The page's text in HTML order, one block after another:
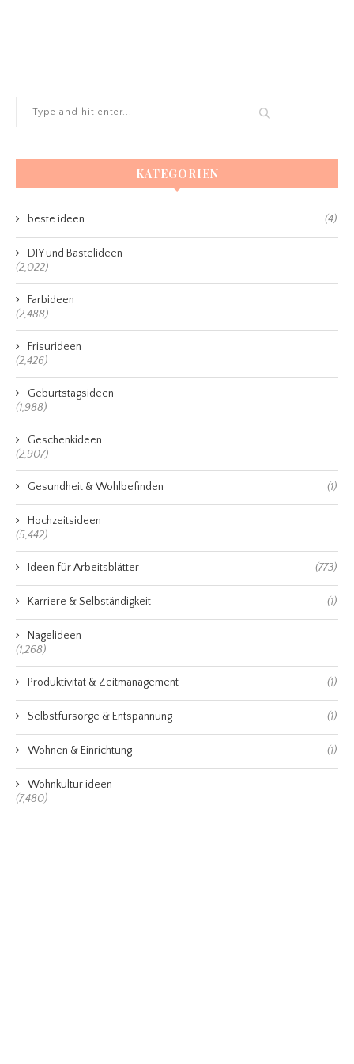
KATEGORIEN
beste ideen (4)
DIY und Bastelideen
(2,022)
Farbideen
(2,488)
Frisurideen
(2,426)
Geburtstagsideen
(1,988)
Geschenkideen
(2,907)
Gesundheit & Wohlbefinden (1)
Hochzeitsideen
(5,442)
Ideen für Arbeitsblätter (773)
Karriere & Selbständigkeit (1)
Nagelideen
(1,268)
Produktivität & Zeitmanagement (1)
Selbstfürsorge & Entspannung (1)
Wohnen & Einrichtung (1)
Wohnkultur ideen
(7,480)